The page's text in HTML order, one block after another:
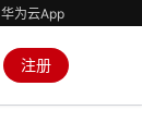
华为云App
注册